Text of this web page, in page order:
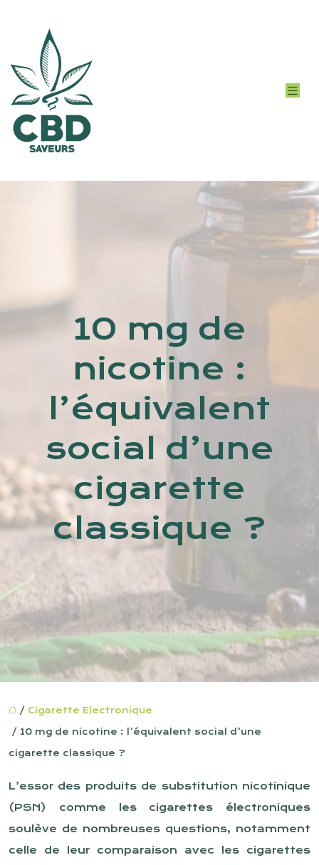
10 mg de
nicotine :
l’équivalent
social d’une
cigarette
classique ?
/ Cigarette Electronique
/ 10 mg de nicotine : l’équivalent social d’une
cigarette classique ?
L’essor des produits de substitution nicotinique
(PSN) comme les cigarettes électroniques
soulève de nombreuses questions, notamment
celle de leur comparaison avec les cigarettes